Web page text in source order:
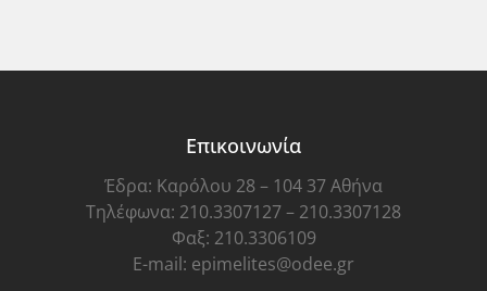
Επικοινωνία
Έδρα: Καρόλου 28 – 104 37 Αθήνα
Τηλέφωνα: 210.3307127 – 210.3307128
Φαξ: 210.3306109
E-mail: epimelites@odee.gr